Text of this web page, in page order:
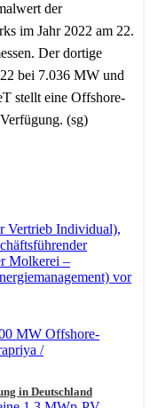
der
im Jahr 2022 am 22.
Der dortige
bei 7.036 MW und
stellt eine Offshore-
(sg)
in Deutschland